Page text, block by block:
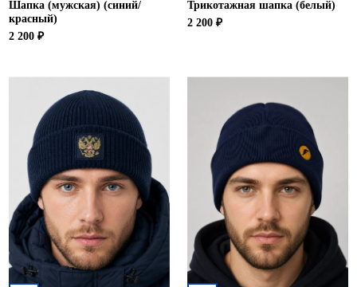
Шапка (мужская) (синий/
красный)
2 200 ₽
Трикотажная шапка (белый)
2 200 ₽